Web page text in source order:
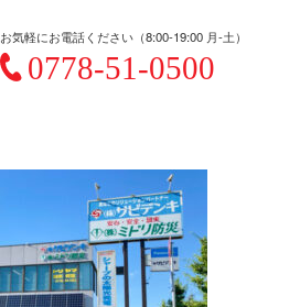
お気軽にお電話ください（8:00-19:00 月-土）